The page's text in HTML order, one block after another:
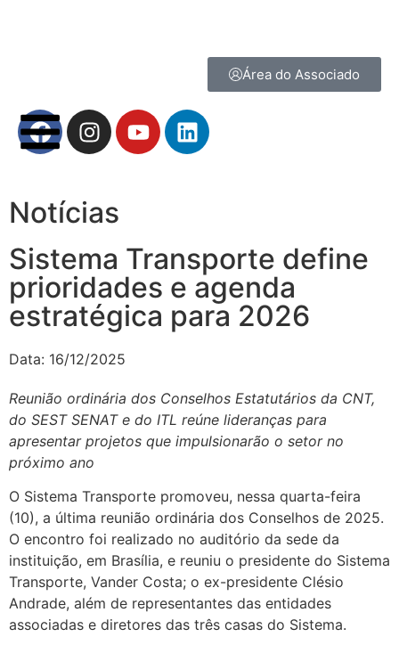
Área do Associado
Notícias
Sistema Transporte define
prioridades e agenda
estratégica para 2026
Data: 16/12/2025
Reunião ordinária dos Conselhos Estatutários da CNT,
do SEST SENAT e do ITL reúne lideranças para
apresentar projetos que impulsionarão o setor no
próximo ano
O Sistema Transporte promoveu, nessa quarta-feira
(10), a última reunião ordinária dos Conselhos de 2025.
O encontro foi realizado no auditório da sede da
instituição, em Brasília, e reuniu o presidente do Sistema
Transporte, Vander Costa; o ex-presidente Clésio
Andrade, além de representantes das entidades
associadas e diretores das três casas do Sistema.